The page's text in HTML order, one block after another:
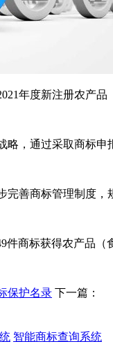
年度新注册农产品
通过采取商标申报
商标管理制度，
商标获得农产品（
保护名录 下一篇：
智能商标查询系统